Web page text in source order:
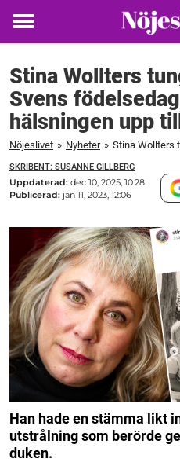
Toggle
Stina Wollters
Svens
hälsningen upp
Nöjeslivet » Nyheter »
SKRIBENT: SUSANNE GILLBERG
Uppdaterad: dec 10, 2025, 10:28
Publicerad: jan 11, 2023, 12:06
Han hade en stämma likt
utstrålning som berörde
duken.